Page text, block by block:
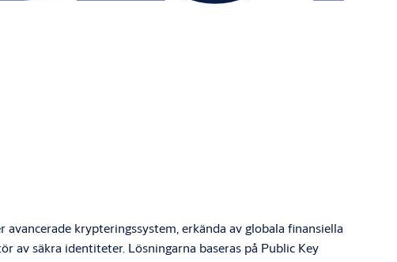
krypteringssystem, erkända av globala finansiella
av säkra identiteter. Lösningarna baseras på Public Key